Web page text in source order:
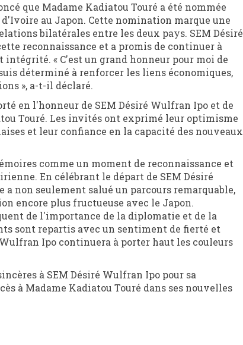
que Madame Kadiatou Touré a été nommée
au Japon. Cette nomination marque une
bilatérales entre les deux pays. SEM Désiré
reconnaissance et a promis de continuer à
« C'est un grand honneur pour moi de
déterminé à renforcer les liens économiques,
», a-t-il déclaré.
en l'honneur de SEM Désiré Wulfran Ipo et de
Touré. Les invités ont exprimé leur optimisme
et leur confiance en la capacité des nouveaux
comme un moment de reconnaissance et
En célébrant le départ de SEM Désiré
non seulement salué un parcours remarquable,
encore plus fructueuse avec le Japon.
de l'importance de la diplomatie et de la
sont repartis avec un sentiment de fierté et
Ipo continuera à porter haut les couleurs
à SEM Désiré Wulfran Ipo pour sa
à Madame Kadiatou Touré dans ses nouvelles